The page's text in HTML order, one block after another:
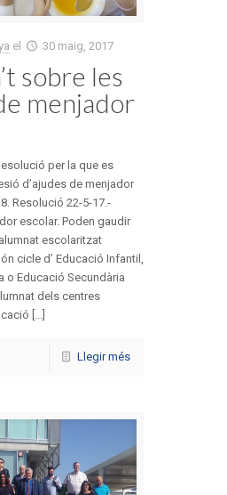
el 30 maig, 2017
sobre les
menjador
per la que es
d’ajudes de menjador
Resolució 22-5-17.-
escolar. Poden gaudir
escolaritzat
cicle d’ Educació Infantil,
o Educació Secundària
dels centres
[...]
Llegir més